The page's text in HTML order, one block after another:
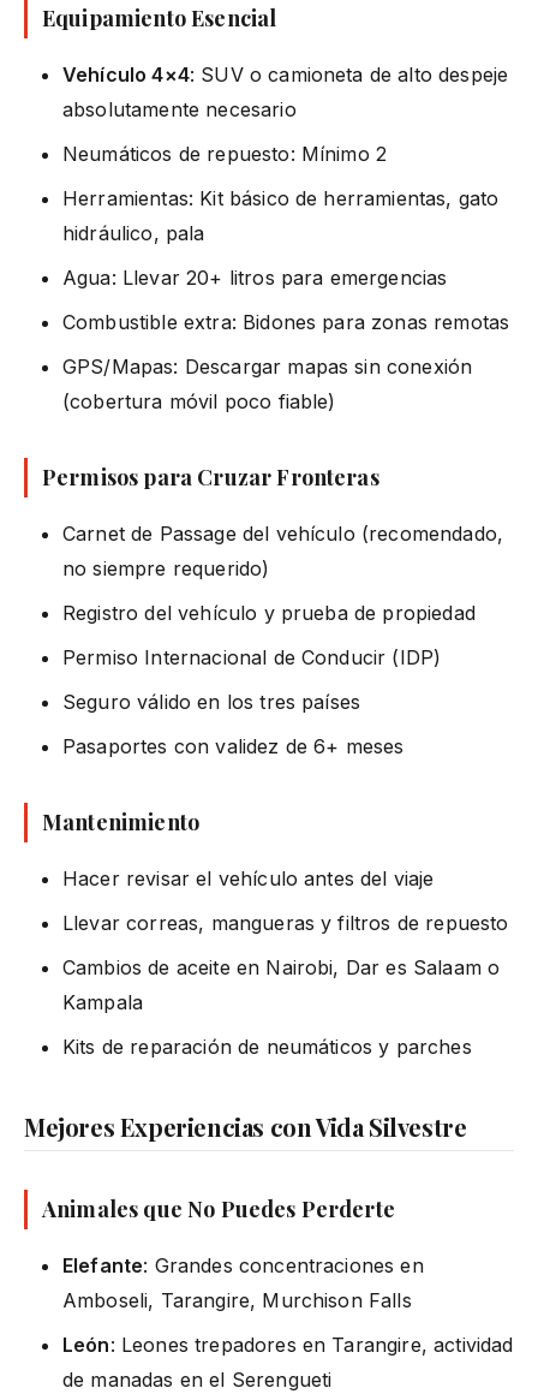
Equipamiento Esencial
Vehículo 4×4: SUV o camioneta de alto despeje
absolutamente necesario
Neumáticos de repuesto: Mínimo 2
Herramientas: Kit básico de herramientas, gato
hidráulico, pala
Agua: Llevar 20+ litros para emergencias
Combustible extra: Bidones para zonas remotas
GPS/Mapas: Descargar mapas sin conexión
(cobertura móvil poco fiable)
Permisos para Cruzar Fronteras
Carnet de Passage del vehículo (recomendado,
no siempre requerido)
Registro del vehículo y prueba de propiedad
Permiso Internacional de Conducir (IDP)
Seguro válido en los tres países
Pasaportes con validez de 6+ meses
Mantenimiento
Hacer revisar el vehículo antes del viaje
Llevar correas, mangueras y filtros de repuesto
Cambios de aceite en Nairobi, Dar es Salaam o
Kampala
Kits de reparación de neumáticos y parches
Mejores Experiencias con Vida Silvestre
Animales que No Puedes Perderte
Elefante: Grandes concentraciones en
Amboseli, Tarangire, Murchison Falls
León: Leones trepadores en Tarangire, actividad
de manadas en el Serengueti